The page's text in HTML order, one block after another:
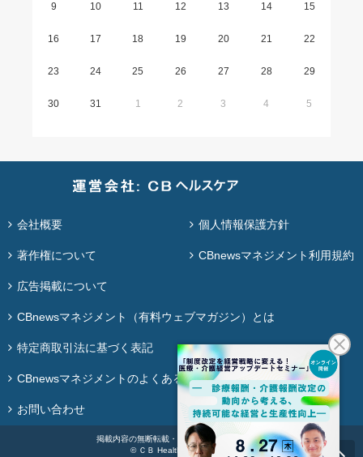
9 10 11 12 13 14 15
16 17 18 19 20 21 22
23 24 25 26 27 28 29
30 31 1 2 3 4 5
会社概要 個人情報保護方針
著作権について CBnewsマネジメント利用規約
広告掲載について
CBnewsマネジメント（有料ウェブマガジン）とは
特定商取引法に基づく表記
CBnewsマネジメントのよくある質問
お問い合わせ
掲載内容の無断転載・再配布は固く禁じます。
© ＣＢ Healthcare Co., Ltd.